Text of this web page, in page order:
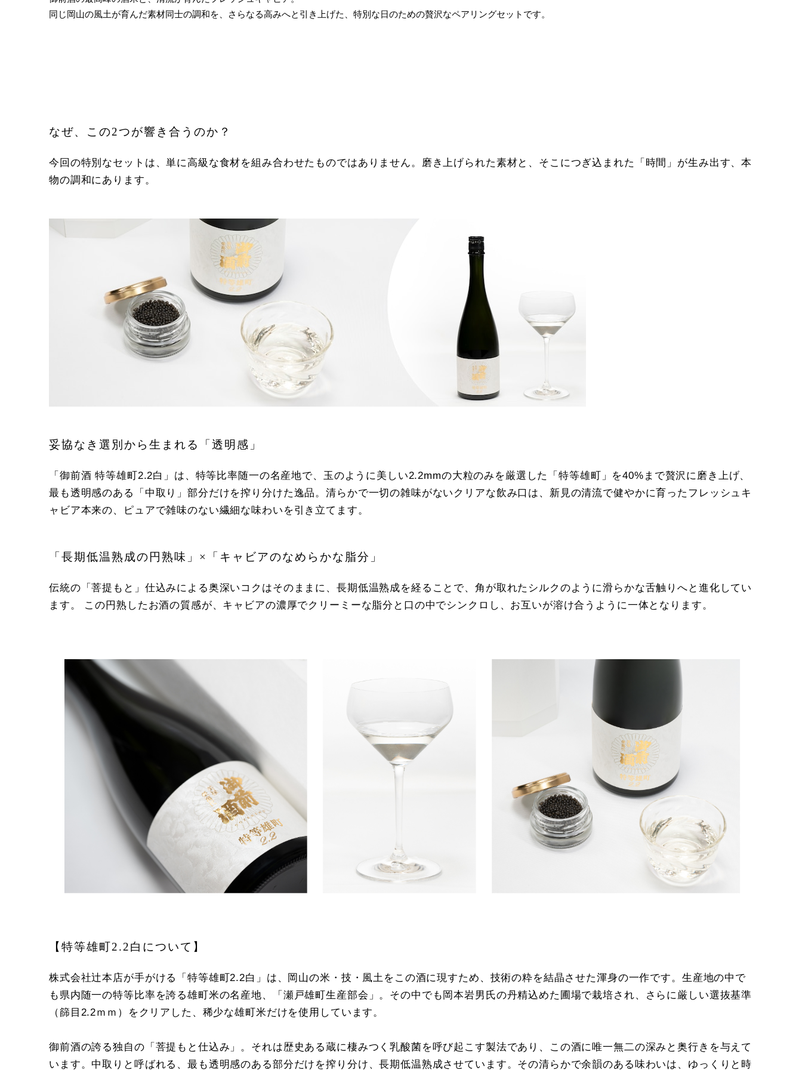
同じ岡山の風土が育んだ素材同士の調和を、さらなる高みへと引き上げた、特別な日のための贅沢なペアリングセットです。
なぜ、この2つが響き合うのか？
今回の特別なセットは、単に高級な食材を組み合わせたものではありません。磨き上げられた素材と、そこにつぎ込まれた「時間」が生み出す、本
物の調和にあります。
妥協なき選別から生まれる「透明感」
「御前酒 特等雄町2.2白」は、特等比率随一の名産地で、玉のように美しい2.2mmの大粒のみを厳選した「特等雄町」を40%まで贅沢に磨き上げ、
最も透明感のある「中取り」部分だけを搾り分けた逸品。清らかで一切の雑味がないクリアな飲み口は、新見の清流で健やかに育ったフレッシュキ
ャビア本来の、ピュアで雑味のない繊細な味わいを引き立てます。
「長期低温熟成の円熟味」×「キャビアのなめらかな脂分」
伝統の「菩提もと」仕込みによる奥深いコクはそのままに、長期低温熟成を経ることで、角が取れたシルクのように滑らかな舌触りへと進化してい
ます。 この円熟したお酒の質感が、キャビアの濃厚でクリーミーな脂分と口の中でシンクロし、お互いが溶け合うように一体となります。
【特等雄町2.2白について】
株式会社辻本店が手がける「特等雄町2.2白」は、岡山の米・技・風土をこの酒に現すため、技術の粋を結晶させた渾身の一作です。生産地の中で
も県内随一の特等比率を誇る雄町米の名産地、「瀬戸雄町生産部会」。その中でも岡本岩男氏の丹精込めた圃場で栽培され、さらに厳しい選抜基準
（篩目2.2ｍｍ）をクリアした、稀少な雄町米だけを使用しています。
御前酒の誇る独自の「菩提もと仕込み」。それは歴史ある蔵に棲みつく乳酸菌を呼び起こす製法であり、この酒に唯一無二の深みと奥行きを与えて
います。中取りと呼ばれる、最も透明感のある部分だけを搾り分け、長期低温熟成させています。その清らかで余韻のある味わいは、ゆっくりと時